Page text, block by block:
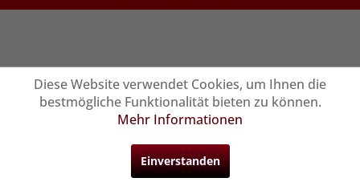
Diese Website verwendet Cookies, um Ihnen die
bestmögliche Funktionalität bieten zu können.
Mehr Informationen
Einverstanden